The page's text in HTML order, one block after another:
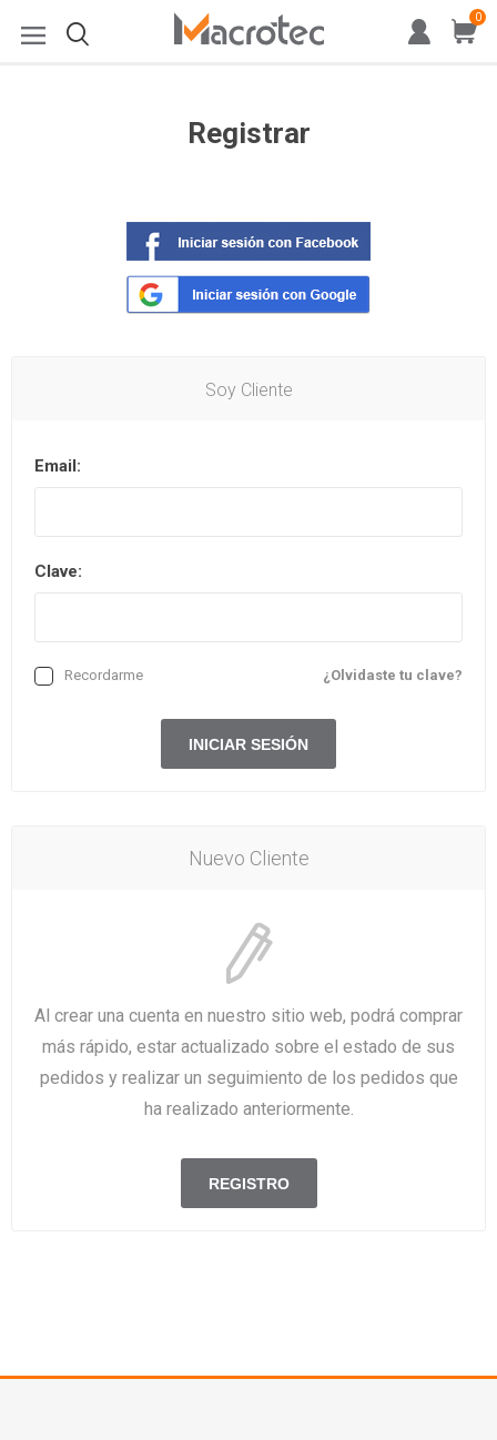
0
Registrar
Soy Cliente
Email:
Clave:
¿Olvidaste tu clave?
Recordarme
Nuevo Cliente
Al crear una cuenta en nuestro sitio web, podrá comprar
más rápido, estar actualizado sobre el estado de sus
pedidos y realizar un seguimiento de los pedidos que
ha realizado anteriormente.